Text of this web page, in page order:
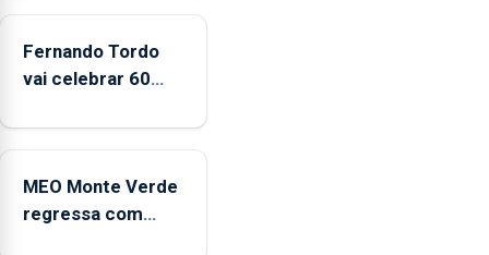
Fernando Tordo
vai celebrar 60
no Coliseu
MEO Monte Verde
regressa com